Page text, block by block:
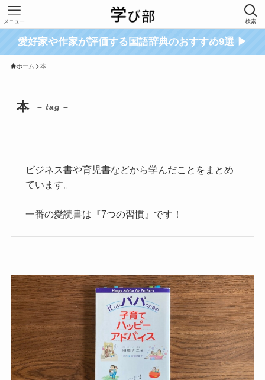
検索
メニュー
愛好家や作家が評価する国語辞典のおすすめ9選 ▶
ホーム 本
本 – tag –
ビジネス書や育児書などから学んだことをまとめ
ています。
一番の愛読書は『7つの習慣』です！